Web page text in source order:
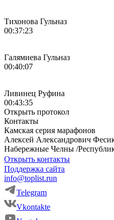
Тихонова Гульназ
00:37:23
Галямиева Гульназ
00:40:07
Ливинец Руфина
00:43:35
Открыть протокол
Контакты
Камская серия марафонов
Алексей Александрович
Набережные Челны /
Открыть контакты
Поддержка сайта
info@toplist.run
Telegram
Vkontakte